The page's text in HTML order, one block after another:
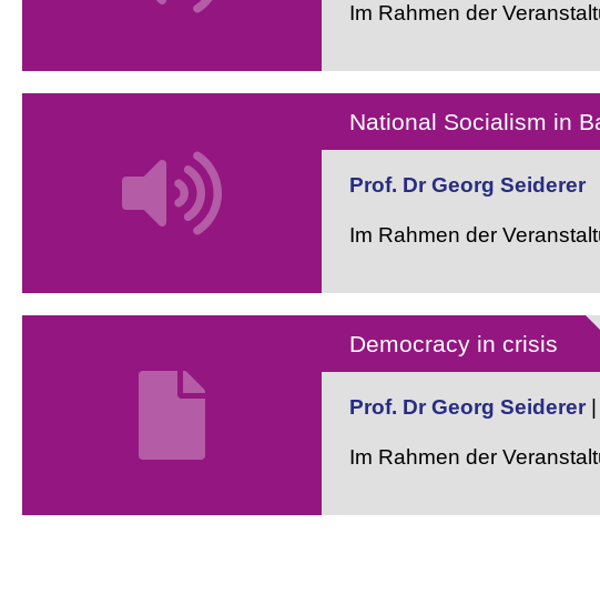
Im Rahmen der
National Socialism in
Prof. Dr Georg Seiderer
Im Rahmen der
Democracy in crisis
Prof. Dr Georg Seiderer
Im Rahmen der